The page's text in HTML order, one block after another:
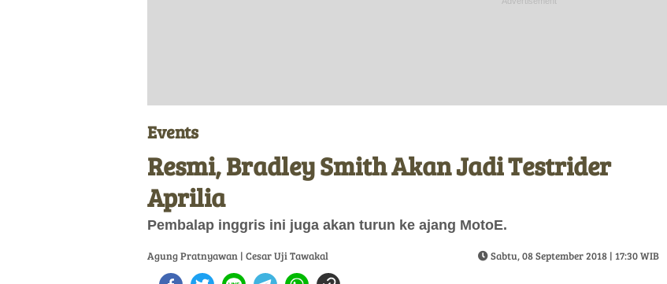
Events
Resmi, Bradley Smith Akan Jadi Testrider
Aprilia
Pembalap inggris ini juga akan turun ke ajang MotoE.
Agung Pratnyawan | Cesar Uji Tawakal Sabtu, 08 September 2018 | 17:30 WIB